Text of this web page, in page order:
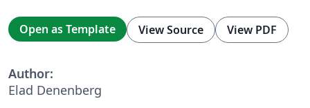
Open as Template View Source View PDF
Author:
Elad Denenberg